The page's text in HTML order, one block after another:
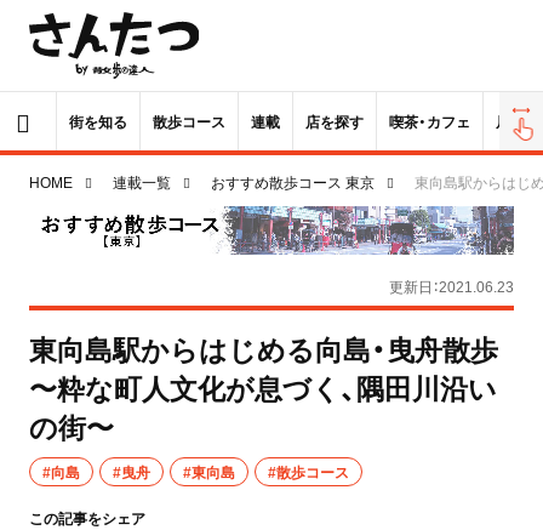
街を知る 散歩コース 連載 店を探す 喫茶・カフェ 居酒屋
HOME 連載一覧 おすすめ散歩コース 東京 東向島駅からはじ
更新日：2021.06.23
東向島駅からはじめる向島・曳舟散歩
〜粋な町人文化が息づく、隅田川沿い
の街〜
#向島 #曳舟 #東向島 #散歩コース
この記事をシェア